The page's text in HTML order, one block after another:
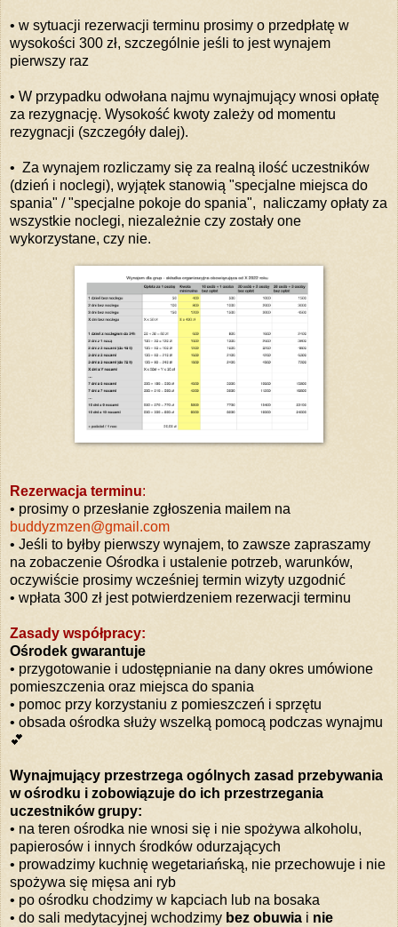
• w sytuacji rezerwacji terminu prosimy o przedpłatę w
wysokości 300 zł, szczególnie jeśli to jest wynajem
pierwszy raz
• W przypadku odwołana najmu wynajmujący wnosi opłatę
za rezygnację. Wysokość kwoty zależy od momentu
rezygnacji (szczegóły dalej).
• Za wynajem rozliczamy się za realną ilość uczestników
(dzień i noclegi), wyjątek stanowią "specjalne miejsca do
spania" / "specjalne pokoje do spania", naliczamy opłaty za
wszystkie noclegi, niezależnie czy zostały one
wykorzystane, czy nie.
Rezerwacja terminu:
• prosimy o przesłanie zgłoszenia mailem na
buddyzmzen@gmail.com
• Jeśli to byłby pierwszy wynajem, to zawsze zapraszamy
na zobaczenie Ośrodka i ustalenie potrzeb, warunków,
oczywiście prosimy wcześniej termin wizyty uzgodnić
• wpłata 300 zł jest potwierdzeniem rezerwacji terminu
Zasady współpracy:
Ośrodek gwarantuje
• przygotowanie i udostępnianie na dany okres umówione
pomieszczenia oraz miejsca do spania
• pomoc przy korzystaniu z pomieszczeń i sprzętu
• obsada ośrodka służy wszelką pomocą podczas wynajmu
💕
Wynajmujący przestrzega ogólnych zasad przebywania
w ośrodku i zobowiązuje do ich przestrzegania
uczestników grupy:
• na teren ośrodka nie wnosi się i nie spożywa alkoholu,
papierosów i innych środków odurzających
• prowadzimy kuchnię wegetariańską, nie przechowuje i nie
spożywa się mięsa ani ryb
• po ośrodku chodzimy w kapciach lub na bosaka
• do sali medytacyjnej wchodzimy bez obuwia i nie